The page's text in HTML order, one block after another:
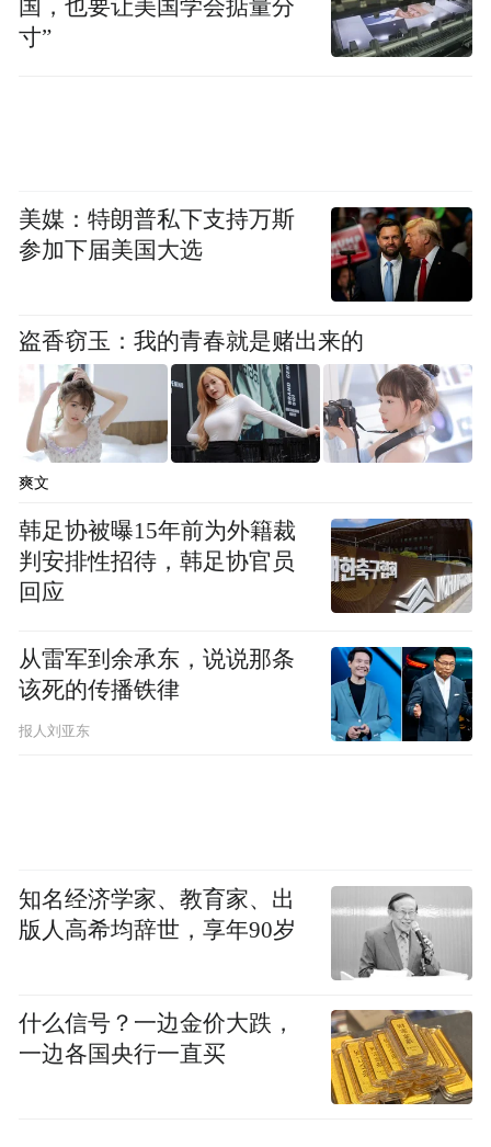
国，也要让美国学会掂量分
寸”
美媒：特朗普私下支持万斯
参加下届美国大选
盗香窃玉：我的青春就是赌出来的
爽文
韩足协被曝15年前为外籍裁
判安排性招待，韩足协官员
回应
从雷军到余承东，说说那条
该死的传播铁律
报人刘亚东
知名经济学家、教育家、出
版人高希均辞世，享年90岁
什么信号？一边金价大跌，
一边各国央行一直买